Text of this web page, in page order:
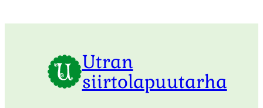
Utran
siirtolapuutarha